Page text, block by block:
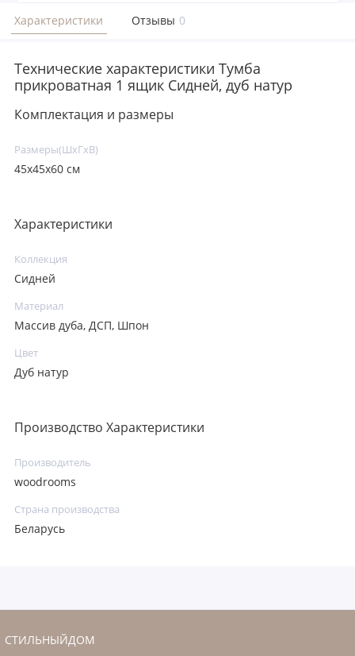
Характеристики Отзывы 0
Технические характеристики Тумба
прикроватная 1 ящик Сидней, дуб натур
Комплектация и размеры
Размеры(ШxГxВ)
45x45x60 см
Характеристики
Коллекция
Сидней
Материал
Массив дуба, ДСП, Шпон
Цвет
Дуб натур
Производство Характеристики
Производитель
woodrooms
Страна производства
Беларусь
СТИЛЬНЫЙДОМ